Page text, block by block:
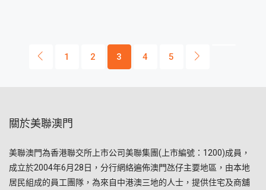
1 2 3 4 5
關於美聯澳門
美聯澳門為香港聯交所上市公司美聯集團(上市編號：1200)成員，
成立於2004年6月28日，分行網絡遍佈澳門氹仔主要地區，由本地
居民組成的員工團隊，為來自中港澳三地的人士，提供住宅及商舖